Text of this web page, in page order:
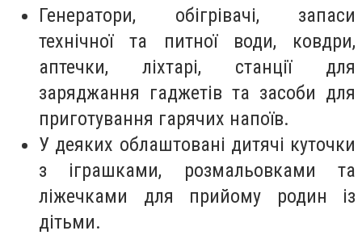
Генератори, обігрівачі, запаси
технічної та питної води, ковдри,
аптечки, ліхтарі, станції для
заряджання гаджетів та засоби для
приготування гарячих напоїв.
У деяких облаштовані дитячі куточки
з іграшками, розмальовками та
ліжечками для прийому родин із
дітьми.